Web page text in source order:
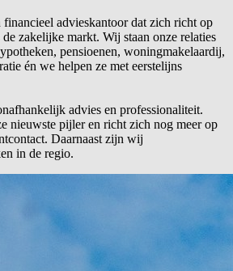
financieel advieskantoor dat zich richt op
zakelijke markt. Wij staan onze relaties
pensioenen, woningmakelaardij,
én we helpen ze met eerstelijns
advies en professionaliteit.
nieuwste pijler en richt zich nog meer op
Daarnaast zijn wij
in de regio.